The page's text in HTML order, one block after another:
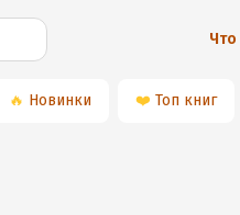
🔥 Новинки ❤️ Топ книг